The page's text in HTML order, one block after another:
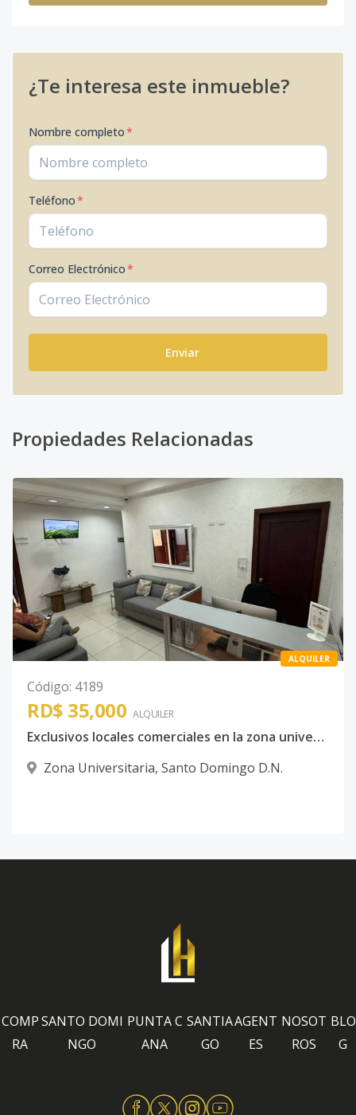
¿Te interesa este inmueble?
Nombre completo*
Teléfono*
Correo Electrónico*
Enviar
Propiedades Relacionadas
ALQUILER
Código: 4189
RD$ 35,000 ALQUILER
Exclusivos locales comerciales en la zona universitaria
Zona Universitaria, Santo Domingo D.N.
COMP
RA
SANTO DOMI
NGO
PUNTA C
ANA
SANTIA
GO
AGENT
ES
NOSOT
ROS
BLO
G